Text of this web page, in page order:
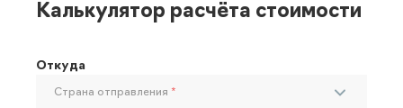
Калькулятор расчёта стоимости
Откуда
Страна отправления *